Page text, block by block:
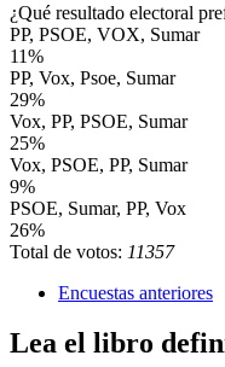
¿Qué resultado electoral
PP, PSOE, VOX, Sumar
11%
PP, Vox, Psoe, Sumar
29%
Vox, PP, PSOE, Sumar
25%
Vox, PSOE, PP, Sumar
9%
PSOE, Sumar, PP, Vox
26%
Total de votos: 11357
Encuestas anteriores
Lea el libro